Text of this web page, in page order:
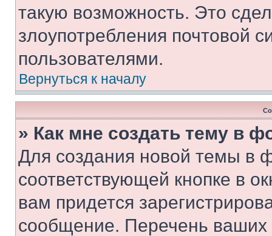
такую возможность. Это
злоупотребления почтовой
пользователями.
Вернуться к началу
» Как мне создать тему в
Для создания новой темы в
соответствующей кнопке в
вам придется
сообщение. Перечень ваших